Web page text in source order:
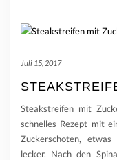
Juli 15, 2017
Steakstreifen mit
schnelles Rezept mit
Zuckerschoten,
lecker. Nach den